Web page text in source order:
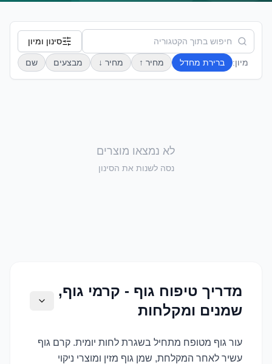
סינון ומיון
מיון: ברירת מחדל מחיר ↑ מחיר ↓ מבצעים שם
לא נמצאו מוצרים
נסה לשנות את הסינון
מדריך טיפוח גוף - קרמי גוף,
שמנים ומקלחות
עור גוף מטופח מתחיל בשגרת לחות יומית. קרם גוף
עשיר לאחר המקלחת, שמן גוף מזין ומוצרי ניקוי